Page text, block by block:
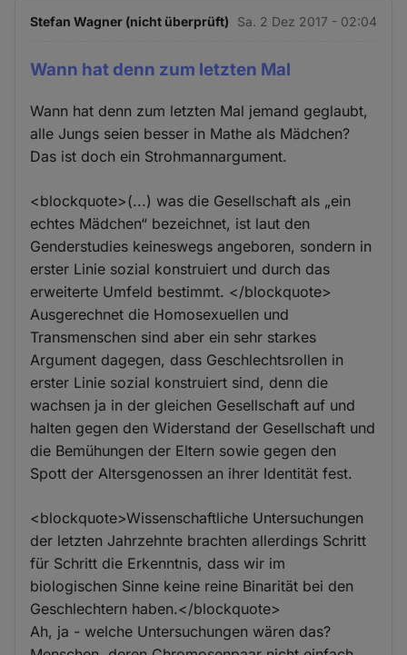
Stefan Wagner (nicht überprüft) Sa. 2 Dez 2017 - 02:04
Wann hat denn zum letzten Mal
Wann hat denn zum letzten Mal jemand geglaubt,
alle Jungs seien besser in Mathe als Mädchen?
Das ist doch ein Strohmannargument.
<blockquote>(...) was die Gesellschaft als „ein
echtes Mädchen“ bezeichnet, ist laut den
Genderstudies keineswegs angeboren, sondern in
erster Linie sozial konstruiert und durch das
erweiterte Umfeld bestimmt. </blockquote>
Ausgerechnet die Homosexuellen und
Transmenschen sind aber ein sehr starkes
Argument dagegen, dass Geschlechtsrollen in
erster Linie sozial konstruiert sind, denn die
wachsen ja in der gleichen Gesellschaft auf und
halten gegen den Widerstand der Gesellschaft und
die Bemühungen der Eltern sowie gegen den
Spott der Altersgenossen an ihrer Identität fest.
<blockquote>Wissenschaftliche Untersuchungen
der letzten Jahrzehnte brachten allerdings Schritt
für Schritt die Erkenntnis, dass wir im
biologischen Sinne keine reine Binarität bei den
Geschlechtern haben.</blockquote>
Ah, ja - welche Untersuchungen wären das?